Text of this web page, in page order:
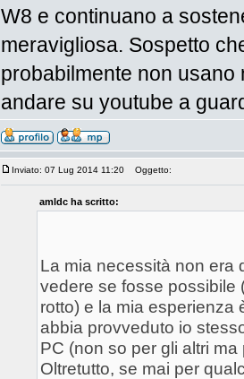
W8 e continuano a
meravigliosa. Sospetto
probabilmente non
andare su youtube a
Inviato: 07 Lug 2014 11:20 Oggetto:
amldc ha scritto:
La mia necessità non era
vedere se fosse possibile
rotto) e la mia esperienza
abbia provveduto io
PC (non so per gli altri
Oltretutto, se mai per